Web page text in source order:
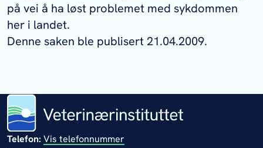
på vei å ha løst problemet med sykdommen
her i landet.
Denne saken ble publisert 21.04.2009.
Telefon: Vis telefonnummer